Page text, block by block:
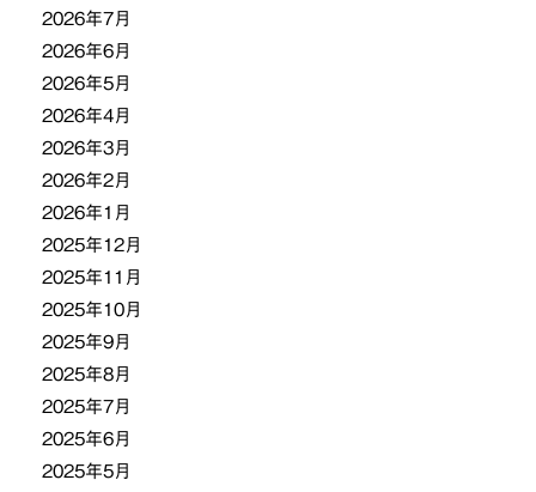
ン
2026年7月
2026年6月
2026年5月
2026年4月
2026年3月
2026年2月
2026年1月
2025年12月
2025年11月
2025年10月
2025年9月
2025年8月
2025年7月
2025年6月
2025年5月